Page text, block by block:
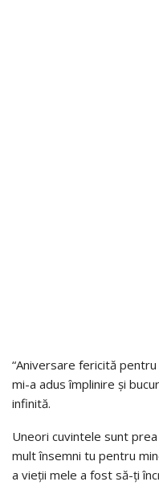
“Aniversare fericită
mi-a adus împlinire și
infinită.
Uneori cuvintele sunt
mult însemni tu pentru
a vieții mele a fost să-ți